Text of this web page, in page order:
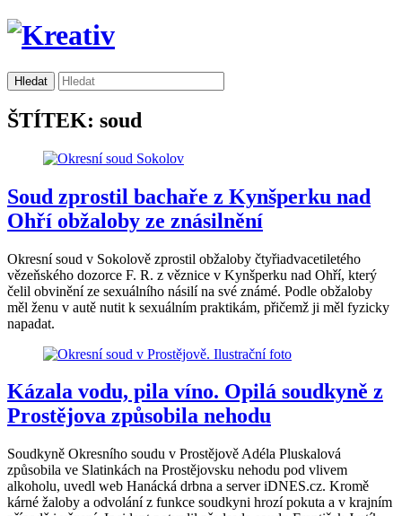
ŠTÍTEK: soud
Soud zprostil bachaře z Kynšperku nad
Ohří obžaloby ze znásilnění
Okresní soud v Sokolově zprostil obžaloby čtyřiadvacetiletého
vězeňského dozorce F. R. z věznice v Kynšperku nad Ohří, který
čelil obvinění ze sexuálního násilí na své známé. Podle obžaloby
měl ženu v autě nutit k sexuálním praktikám, přičemž ji měl fyzicky
napadat.
Kázala vodu, pila víno. Opilá soudkyně z
Prostějova způsobila nehodu
Soudkyně Okresního soudu v Prostějově Adéla Pluskalová
způsobila ve Slatinkách na Prostějovsku nehodu pod vlivem
alkoholu, uvedl web Hanácká drbna a server iDNES.cz. Kromě
kárné žaloby a odvolání z funkce soudkyni hrozí pokuta a v krajním